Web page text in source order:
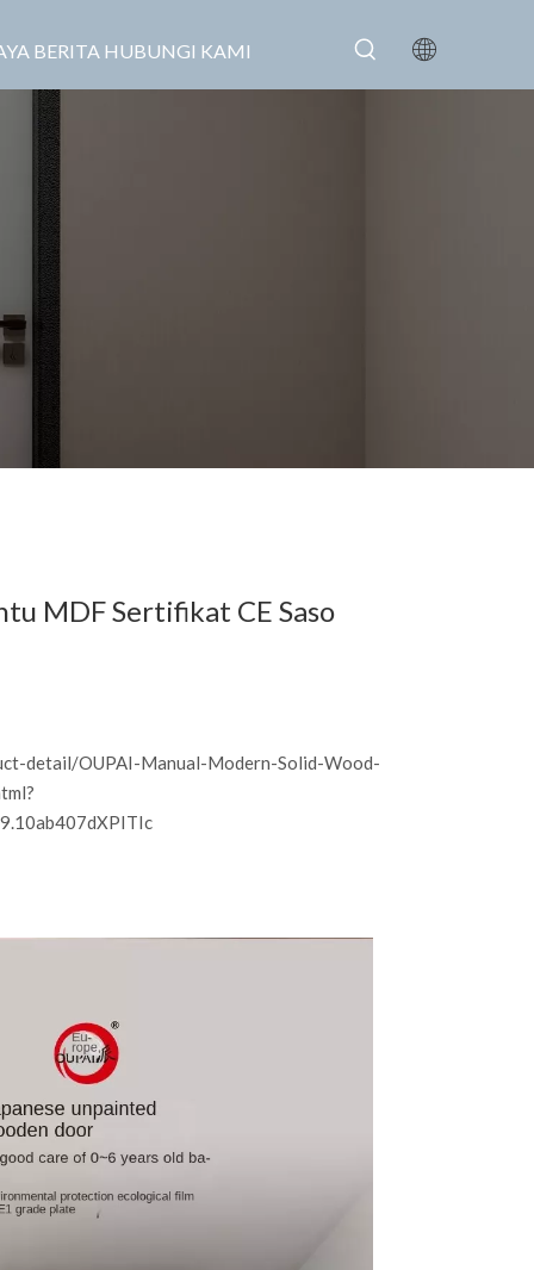
BERITA HUBUNGI KAMI
MDF Sertifikat CE Saso
detail/OUPAI-Manual-Modern-Solid-Wood-